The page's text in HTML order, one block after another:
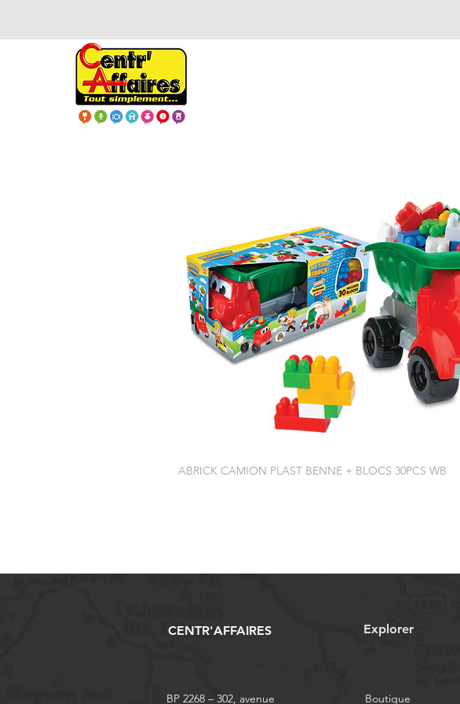
ABRICK CAMION PLAST BENNE + BLOCS 30PCS WB
CENTR'AFFAIRES Explorer
BP 2268 – 302, avenue Boutique